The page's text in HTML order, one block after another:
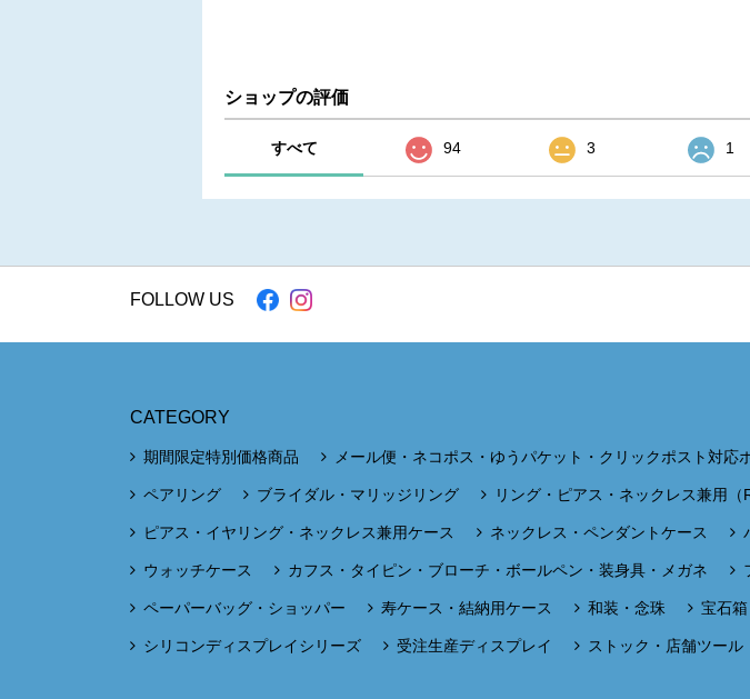
ショップの評価
すべて 94 3 1
FOLLOW US
CATEGORY
期間限定特別価格商品 メール便・ネコポス・ゆうパケット・クリックポスト対応
ペアリング ブライダル・マリッジリング リング・ピアス・ネックレス兼用（
ピアス・イヤリング・ネックレス兼用ケース ネックレス・ペンダントケース
ウォッチケース カフス・タイピン・ブローチ・ボールペン・装身具・メガネ
ペーパーバッグ・ショッパー 寿ケース・結納用ケース 和装・念珠 宝石
シリコンディスプレイシリーズ 受注生産ディスプレイ ストック・店舗ツール